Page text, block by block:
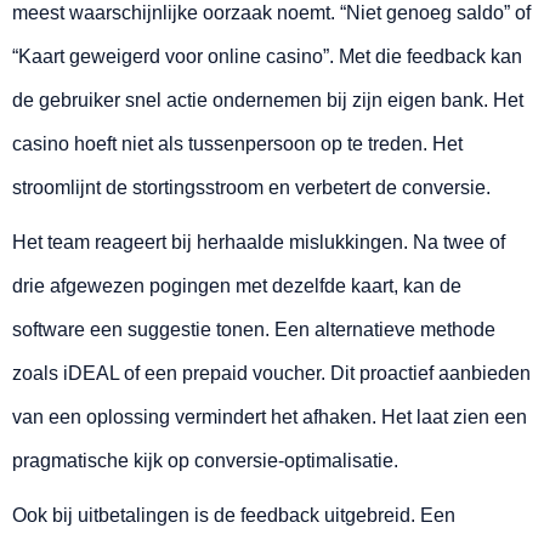
meest waarschijnlijke oorzaak noemt. “Niet genoeg saldo” of
“Kaart geweigerd voor online casino”. Met die feedback kan
de gebruiker snel actie ondernemen bij zijn eigen bank. Het
casino hoeft niet als tussenpersoon op te treden. Het
stroomlijnt de stortingsstroom en verbetert de conversie.
Het team reageert bij herhaalde mislukkingen. Na twee of
drie afgewezen pogingen met dezelfde kaart, kan de
software een suggestie tonen. Een alternatieve methode
zoals iDEAL of een prepaid voucher. Dit proactief aanbieden
van een oplossing vermindert het afhaken. Het laat zien een
pragmatische kijk op conversie-optimalisatie.
Ook bij uitbetalingen is de feedback uitgebreid. Een